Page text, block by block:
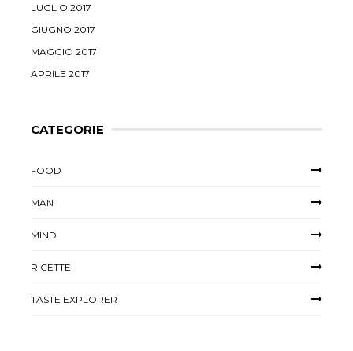
LUGLIO 2017
GIUGNO 2017
MAGGIO 2017
APRILE 2017
CATEGORIE
FOOD
MAN
MIND
RICETTE
TASTE EXPLORER